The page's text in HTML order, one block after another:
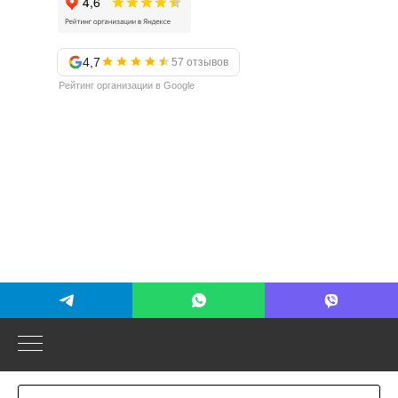
4,7 57 отзывов
Рейтинг организации в Google